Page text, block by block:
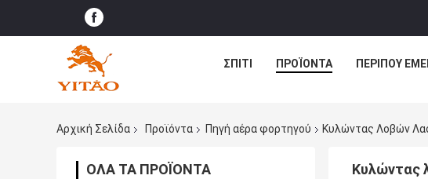
ΣΠΊΤΙ ΠΡΟΪΌΝΤΑ ΠΕΡΊΠΟΥ
Αρχική Σελίδα Προϊόντα Πηγή αέρα φορτηγού Κυλώντας Λοβών
ΌΛΑ ΤΑ ΠΡΟΪΌΝΤΑ
Κυλώντας